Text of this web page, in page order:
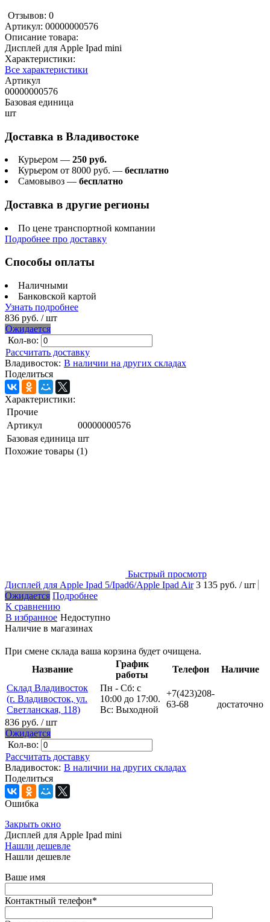
Отзывов: 0
Артикул: 00000000576
Описание товара:
Дисплей для Apple Ipad mini
Характеристики:
Все характеристики
Артикул
00000000576
Базовая единица
шт
Доставка в Владивостоке
Курьером — 250 руб.
Курьером от 8000 руб. — бесплатно
Самовывоз — бесплатно
Доставка в другие регионы
По цене транспортной компании
Подробнее про доставку
Способы оплаты
Наличными
Банковской картой
Узнать подробнее
836 руб. / шт
Ожидается
Кол-во:
Рассчитать доставку
Владивосток: В наличии на других складах
Поделиться
Характеристики:
Прочие
Артикул
00000000576
Базовая единица шт
Похожие товары (1)
Быстрый просмотр
Дисплей для Apple Ipad 5/Ipad6/Apple Ipad Air 3 135 руб. / шт
Ожидается Подробнее
К сравнению
В избранное Недоступно
Наличие в магазинах
При смене склада ваша корзина будет очищена.
Название
График
работы
Телефон
Наличие
Склад Владивосток
(г. Владивосток, ул.
Светланская, 118)
Пн - Сб: с
10:00 до 17:00.
Вс: Выходной
+7(423)208-
63-68
достаточно
836 руб. / шт
Ожидается
Кол-во:
Рассчитать доставку
Владивосток: В наличии на других складах
Поделиться
Ошибка
Закрыть окно
Дисплей для Apple Ipad mini
Нашли дешевле
Нашли дешевле
Ваше имя
Контактный телефон*